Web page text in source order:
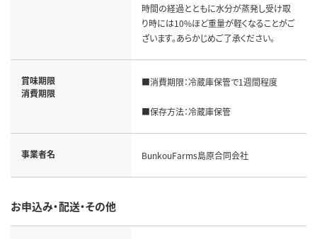
時間の経過とともに水分が蒸発し受け取
り時には10%ほど重量が軽くなることがご
ざいます。あらかじめご了承ください。
賞味期限
消費期限
■消費期限：冷蔵庫保管で1週間程度
■保存方法：冷蔵庫保管
事業者名 BunkouFarms島原合同会社
お申込み・配送・その他